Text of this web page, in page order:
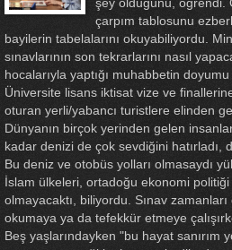
çarpım tablosunu
bayilerin tabelalarını okuyabiliyordu.
sınavlarının son tekrarlarını nasıl
hocalarıyla yaptığı muhabbetin
Üniversite lisans iktisat vize ve
oturan yerli/yabancı turistlere elinden
Dünyanın birçok yerinden gelen
kadar denizi de çok sevdiğini hatırladı,
Bu deniz ve otobüs yolları olmasaydı
İslam ülkeleri, ortadoğu ekonomi
olmayacaktı, biliyordu. Sınav
okumaya ya da tefekkür etmeye
Beş yaşlarındayken "bu hayat sanırım